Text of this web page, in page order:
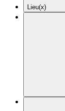
Lieu(x)